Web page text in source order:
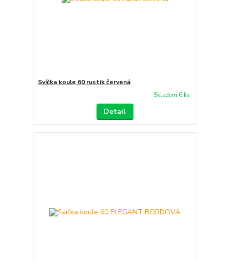
Svíčka koule 60 rustik červená
Skladem 6 ks
Detail